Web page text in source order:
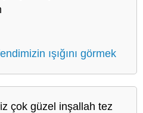
ışığını görmek
çok güzel inşallah tez